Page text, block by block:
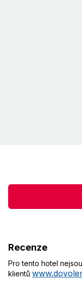
Recenze
Pro tento hotel
klientů